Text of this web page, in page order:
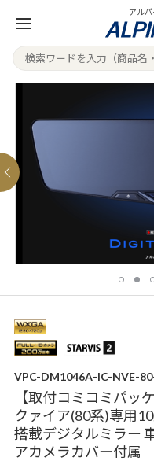
アル
VPC-DM1046A-IC-NVE-
【取付コミコミパッ
クァイア(80系)専用
搭載デジタルミラー
アカメラカバー付属